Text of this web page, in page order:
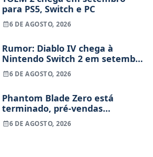
para PS5, Switch e PC
6 DE AGOSTO, 2026
Rumor: Diablo IV chega à
Nintendo Switch 2 em setembro
e vai custar o preço de um jogo
novo
6 DE AGOSTO, 2026
Phantom Blade Zero está
terminado, pré-vendas
começam na próxima semana
6 DE AGOSTO, 2026